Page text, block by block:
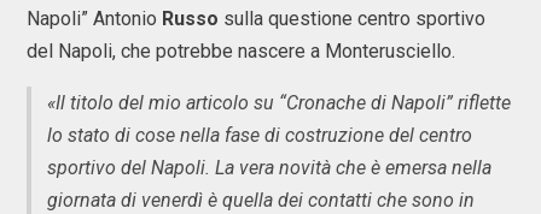
Napoli” Antonio Russo sulla questione centro sportivo
del Napoli, che potrebbe nascere a Monterusciello.
«Il titolo del mio articolo su “Cronache di Napoli” riflette
lo stato di cose nella fase di costruzione del centro
sportivo del Napoli. La vera novità che è emersa nella
giornata di venerdì è quella dei contatti che sono in